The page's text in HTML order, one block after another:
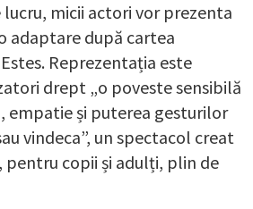
micii actori vor prezenta
adaptare după cartea
Reprezentația este
drept „o poveste sensibilă
empatie și puterea gesturilor
vindeca”, un spectacol creat
pentru copii și adulți, plin de